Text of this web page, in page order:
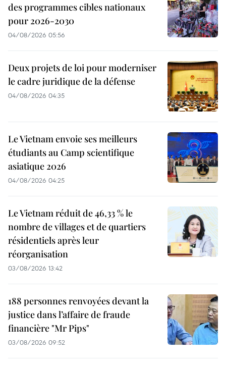
des programmes cibles nationaux
pour 2026-2030
04/08/2026 05:56
Deux projets de loi pour moderniser
le cadre juridique de la défense
04/08/2026 04:35
Le Vietnam envoie ses meilleurs
étudiants au Camp scientifique
asiatique 2026
04/08/2026 04:25
Le Vietnam réduit de 46,33 % le
nombre de villages et de quartiers
résidentiels après leur
réorganisation
03/08/2026 13:42
188 personnes renvoyées devant la
justice dans l’affaire de fraude
financière "Mr Pips"
03/08/2026 09:52